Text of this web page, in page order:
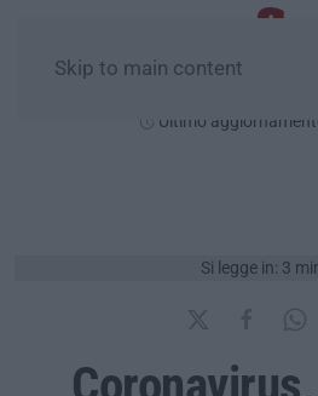
Skip to main content
Ultimo
Si legge in: 3